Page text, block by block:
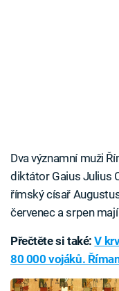
Dva významní muži
diktátor Gaius Julius
římský císař
červenec a srpen
Přečtěte si také:V
80 000 vojáků.